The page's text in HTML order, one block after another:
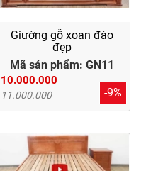
Giường gỗ xoan đào
đẹp
Mã sản phẩm: GN11
10.000.000
11.000.000 -9%